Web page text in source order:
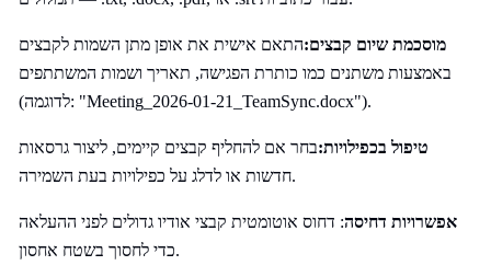
מוסכמת שיום קבצים:התאם אישית את אופן מתן השמות לקבצים
באמצעות משתנים כמו כותרת הפגישה, תאריך ושמות המשתתפים
(לדוגמה: "Meeting_2026-01-21_TeamSync.docx").
טיפול בכפילויות:בחר אם להחליף קבצים קיימים, ליצור גרסאות
חדשות או לדלג על כפילויות בעת השמירה.
אפשרויות דחיסה: דחוס אוטומטית קבצי אודיו גדולים לפני ההעלאה
כדי לחסוך בשטח אחסון.